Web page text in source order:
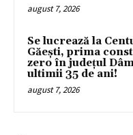
august 7, 2026
Se lucrează la
Găești, prima
zero în județul
ultimii 35 de ani!
august 7, 2026